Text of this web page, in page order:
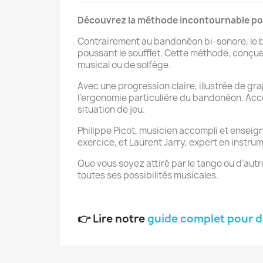
Découvrez la méthode incontournable
Contrairement au bandonéon bi-sonore, le
poussant le soufflet. Cette méthode,
musical ou de solfège.
Avec une progression claire, illustrée de
l’ergonomie particulière du bandonéon.
situation de jeu.
Philippe Picot, musicien accompli et
exercice, et Laurent Jarry, expert en
Que vous soyez attiré par le tango ou
toutes ses possibilités musicales.
👉 Lire notreguide complet pour